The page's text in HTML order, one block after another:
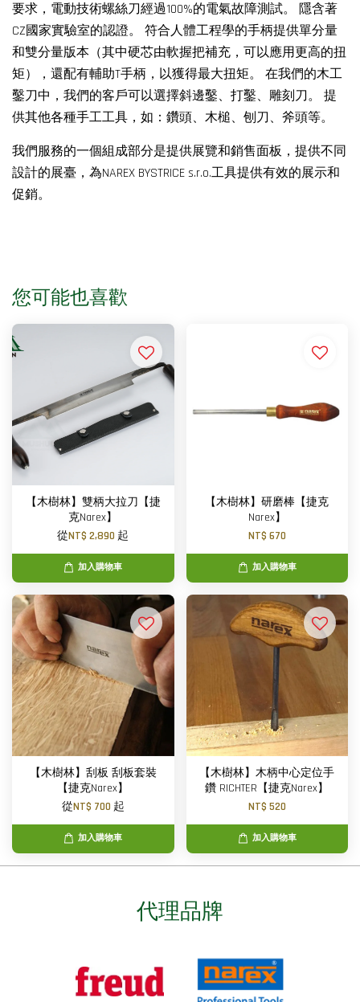
要求，電動技術螺絲刀經過100%的電氣故障測試。 隱含著
CZ國家實驗室的認證。 符合人體工程學的手柄提供單分量
和雙分量版本（其中硬芯由軟握把補充，可以應用更高的扭
矩），還配有輔助T手柄，以獲得最大扭矩。 在我們的木工
鑿刀中，我們的客戶可以選擇斜邊鑿、打鑿、雕刻刀。 提
供其他各種手工工具，如：鑽頭、木槌、刨刀、斧頭等。
我們服務的一個組成部分是提供展覽和銷售面板，提供不同
設計的展臺，為NAREX BYSTRICE s.r.o.工具提供有效的展示和
促銷。
您可能也喜歡
【木樹林】雙柄大拉刀【捷
克Narex】
從NT$ 2,890 起
加入購物車
【木樹林】研磨棒【捷克
Narex】
NT$ 670
加入購物車
【木樹林】刮板 刮板套裝
【捷克Narex】
從NT$ 700 起
加入購物車
【木樹林】木柄中心定位手
鑽 RICHTER【捷克Narex】
NT$ 520
加入購物車
代理品牌